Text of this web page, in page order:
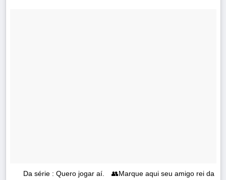
Da série : Quero jogar aí.⠀ 👥Marque aqui seu amigo rei da